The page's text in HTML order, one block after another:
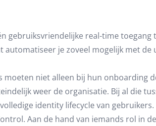
gebruiksvriendelijke real-time
automatiseer je zoveel mogelijk met
niet alleen bij hun onboarding
weer de organisatie. Bij al die
identity lifecycle van gebruikers.
Aan de hand van iemands rol in